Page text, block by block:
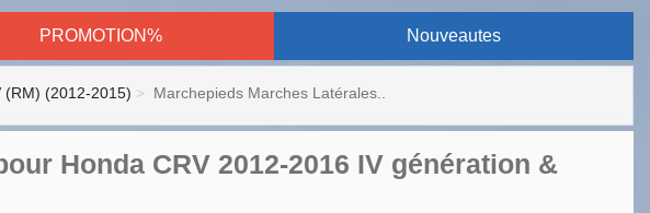
PROMOTION% Nouveautes
(RM) (2012-2015) Marchepieds Marches Latérales..
Honda CRV 2012-2016 IV génération &